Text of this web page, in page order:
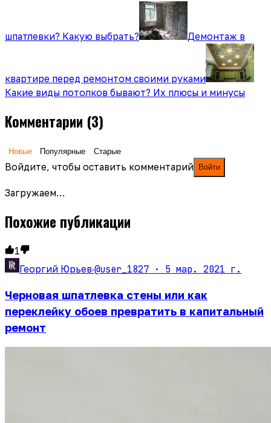
шпатлевки? Какую выбрать? Демонтаж в
квартире перед ремонтом своими руками
Какие виды потолков бывают? Их плюсы и минусы
Комментарии (3)
Новые Популярные Старые
Войдите, чтобы оставить комментарий Войти
Загружаем…
Похожие публикации
1
Георгий Юрьев·@user_1827 · 5 мар. 2021 г.
Черновая шпатлевка стены или как
переклейку обоев превратить в капитальный
ремонт